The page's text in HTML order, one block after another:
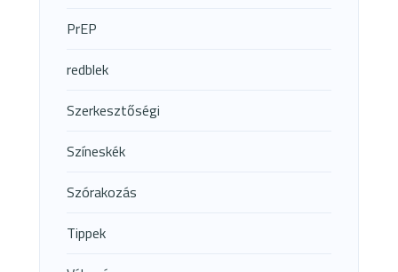
PrEP
redblek
Szerkesztőségi
Színeskék
Szórakozás
Tippek